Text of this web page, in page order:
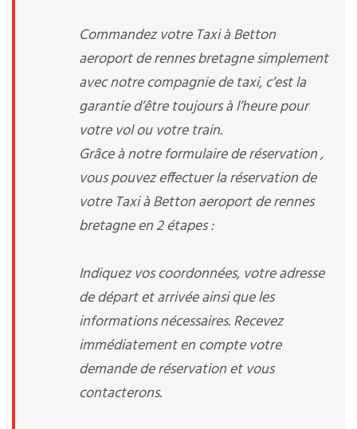
Commandez votre Taxi à Betton
aeroport de rennes bretagne simplement
avec notre compagnie de taxi, c’est la
garantie d’être toujours à l’heure pour
votre vol ou votre train.
Grâce à notre formulaire de réservation ,
vous pouvez effectuer la réservation de
votre Taxi à Betton aeroport de rennes
bretagne en 2 étapes :
Indiquez vos coordonnées, votre adresse
de départ et arrivée ainsi que les
informations nécessaires. Recevez
immédiatement en compte votre
demande de réservation et vous
contacterons.